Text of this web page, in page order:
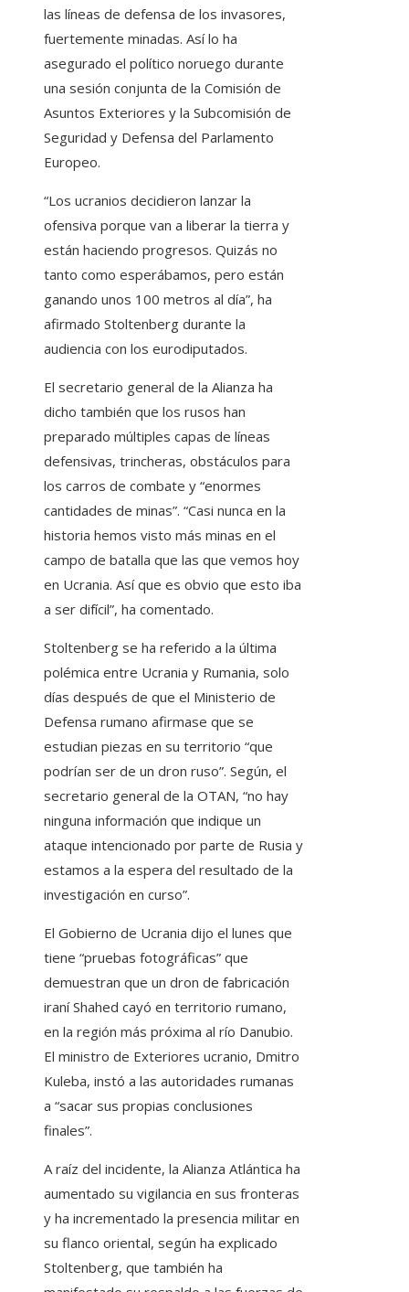
las líneas de defensa de los invasores,
fuertemente minadas. Así lo ha
asegurado el político noruego durante
una sesión conjunta de la Comisión de
Asuntos Exteriores y la Subcomisión de
Seguridad y Defensa del Parlamento
Europeo.
“Los ucranios decidieron lanzar la
ofensiva porque van a liberar la tierra y
están haciendo progresos. Quizás no
tanto como esperábamos, pero están
ganando unos 100 metros al día”, ha
afirmado Stoltenberg durante la
audiencia con los eurodiputados.
El secretario general de la Alianza ha
dicho también que los rusos han
preparado múltiples capas de líneas
defensivas, trincheras, obstáculos para
los carros de combate y “enormes
cantidades de minas”. “Casi nunca en la
historia hemos visto más minas en el
campo de batalla que las que vemos hoy
en Ucrania. Así que es obvio que esto iba
a ser difícil”, ha comentado.
Stoltenberg se ha referido a la última
polémica entre Ucrania y Rumania, solo
días después de que el Ministerio de
Defensa rumano afirmase que se
estudian piezas en su territorio “que
podrían ser de un dron ruso”. Según, el
secretario general de la OTAN, “no hay
ninguna información que indique un
ataque intencionado por parte de Rusia y
estamos a la espera del resultado de la
investigación en curso”.
El Gobierno de Ucrania dijo el lunes que
tiene “pruebas fotográficas” que
demuestran que un dron de fabricación
iraní Shahed cayó en territorio rumano,
en la región más próxima al río Danubio.
El ministro de Exteriores ucranio, Dmitro
Kuleba, instó a las autoridades rumanas
a “sacar sus propias conclusiones
finales”.
A raíz del incidente, la Alianza Atlántica ha
aumentado su vigilancia en sus fronteras
y ha incrementado la presencia militar en
su flanco oriental, según ha explicado
Stoltenberg, que también ha